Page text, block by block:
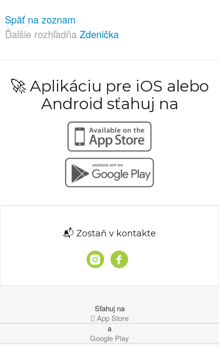
Späť na zoznam
Ďalšie rozhľadňa Zdenička
🚀 Aplikáciu pre iOS alebo
Android sťahuj na
📬 Zostaň v kontakte
Sťahuj na
 App Store
a
Google Play